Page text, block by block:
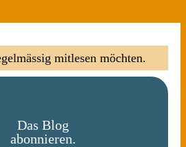
mitlesen möchten.
Das Blog
abonnieren.